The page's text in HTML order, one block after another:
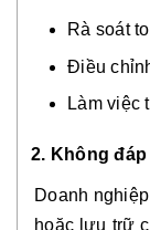
Rà soát
Điều
Làm việc
2. Không
Doanh
hoặc lưu trữ